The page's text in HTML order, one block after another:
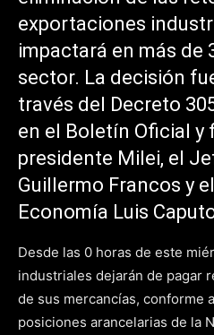
exportaciones
impactará en más de
sector. La decisión
través del Decreto
en el Boletín Oficial y
presidente Milei, el
Guillermo Francos y
Economía Luis
Desde las 0 horas de este
industriales dejarán de pagar
de sus mercancías, conforme
posiciones arancelarias de la